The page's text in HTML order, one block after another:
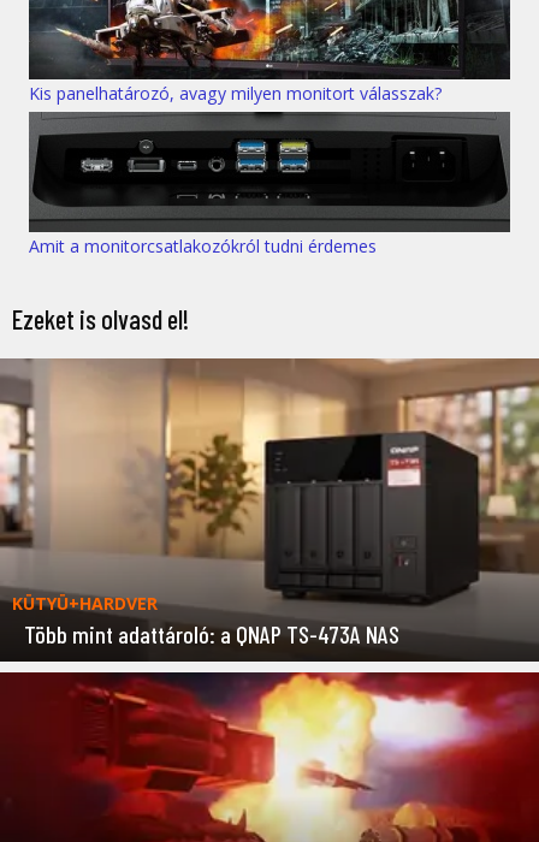
Kis panelhatározó, avagy milyen monitort válasszak?
Amit a monitorcsatlakozókról tudni érdemes
Ezeket is olvasd el!
KÜTYÜ+HARDVER
Több mint adattároló: a QNAP TS-473A NAS